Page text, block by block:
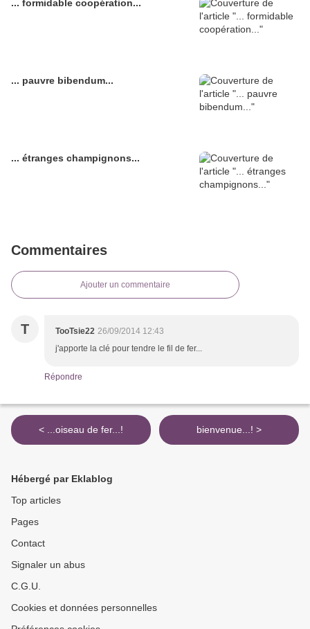
... formidable coopération...
... pauvre bibendum...
... étranges champignons...
Commentaires
Ajouter un commentaire
T TooTsie22 26/09/2014 12:43
j'apporte la clé pour tendre le fil de fer...
Répondre
< ...oiseau de fer...! bienvenue...! >
Hébergé par Eklablog
Top articles
Pages
Contact
Signaler un abus
C.G.U.
Cookies et données personnelles